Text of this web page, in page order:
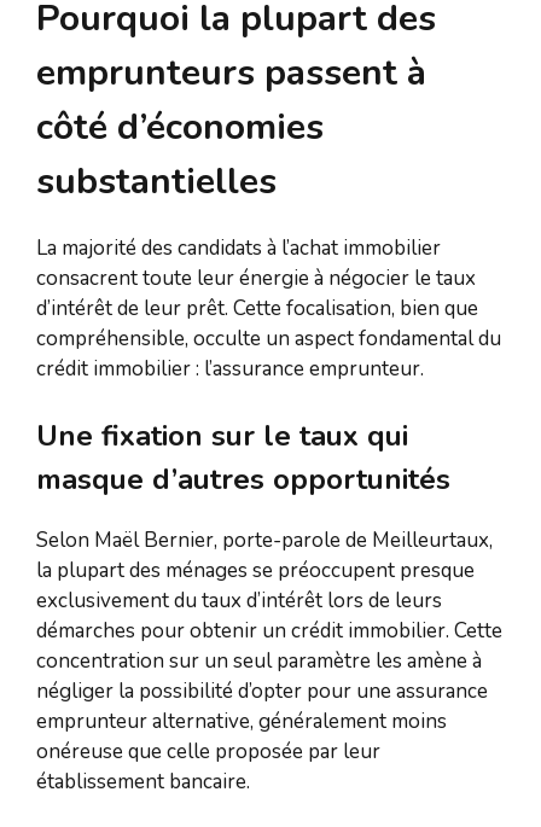
Pourquoi la plupart des
emprunteurs passent à
côté d’économies
substantielles
La majorité des candidats à l’achat immobilier
consacrent toute leur énergie à négocier le taux
d’intérêt de leur prêt. Cette focalisation, bien que
compréhensible, occulte un aspect fondamental du
crédit immobilier : l’assurance emprunteur.
Une fixation sur le taux qui
masque d’autres opportunités
Selon Maël Bernier, porte-parole de Meilleurtaux,
la plupart des ménages se préoccupent presque
exclusivement du taux d’intérêt lors de leurs
démarches pour obtenir un crédit immobilier. Cette
concentration sur un seul paramètre les amène à
négliger la possibilité d’opter pour une assurance
emprunteur alternative, généralement moins
onéreuse que celle proposée par leur
établissement bancaire.